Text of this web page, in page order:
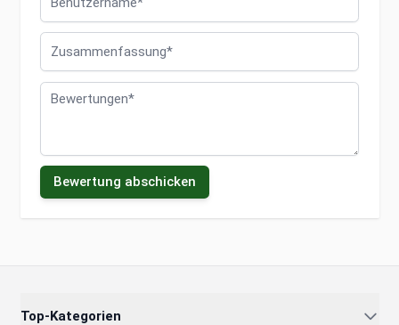
Bewertungen
Bewertung abschicken
Top-Kategorien